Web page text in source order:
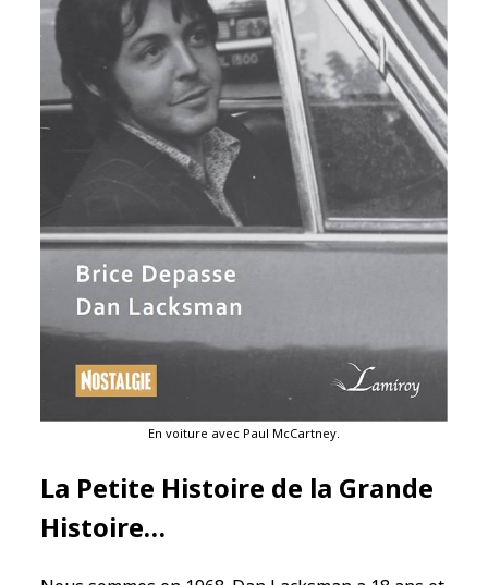
En voiture avec Paul McCartney.
La Petite Histoire de la Grande
Histoire…